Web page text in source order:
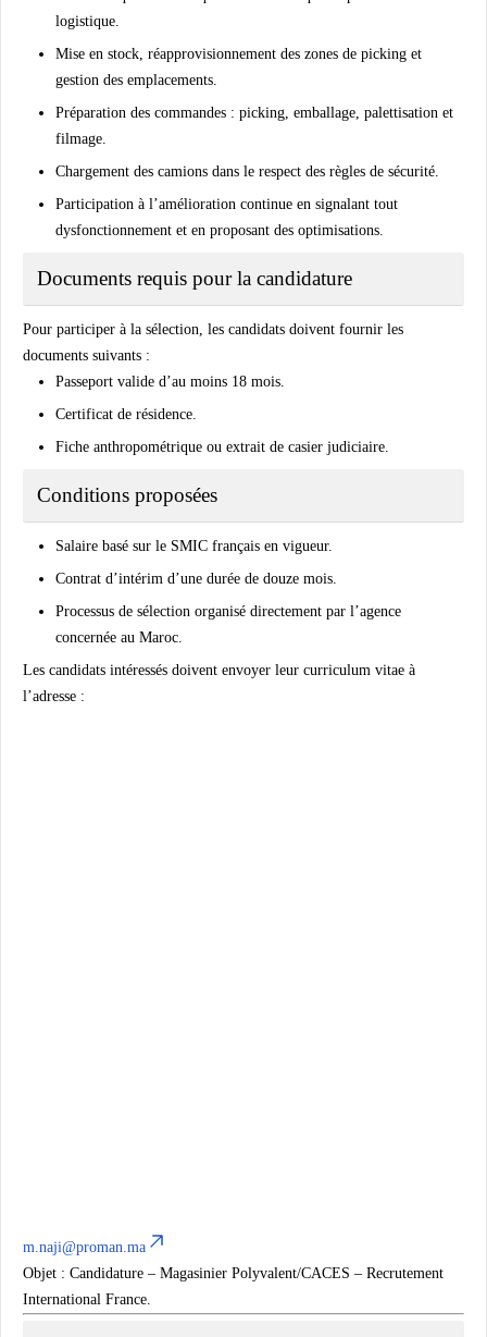
logistique.
Mise en stock, réapprovisionnement des zones de picking et
gestion des emplacements.
Préparation des commandes : picking, emballage, palettisation et
filmage.
Chargement des camions dans le respect des règles de sécurité.
Participation à l’amélioration continue en signalant tout
dysfonctionnement et en proposant des optimisations.
Documents requis pour la candidature
Pour participer à la sélection, les candidats doivent fournir les
documents suivants :
Passeport valide d’au moins 18 mois.
Certificat de résidence.
Fiche anthropométrique ou extrait de casier judiciaire.
Conditions proposées
Salaire basé sur le SMIC français en vigueur.
Contrat d’intérim d’une durée de douze mois.
Processus de sélection organisé directement par l’agence
concernée au Maroc.
Les candidats intéressés doivent envoyer leur curriculum vitae à
l’adresse :
m.naji@proman.ma
Objet : Candidature – Magasinier Polyvalent/CACES – Recrutement
International France.